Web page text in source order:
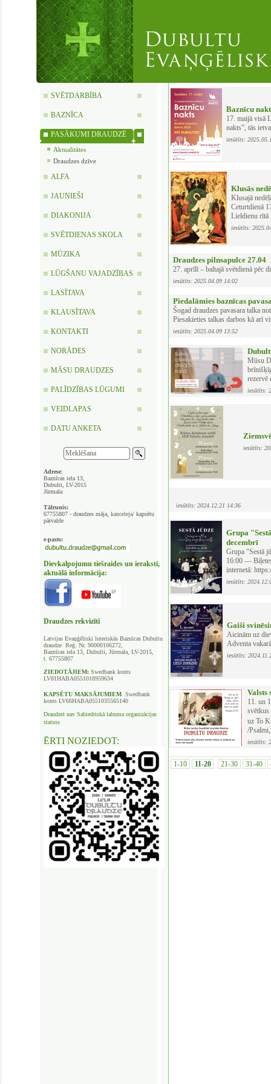
SVĒTDARBĪBA
BAZNĪCA
PASĀKUMI DRAUDZĒ
Aktualitātes
Draudzes dzīve
ALFA
JAUNIEŠI
DIAKONIJA
SVĒTDIENAS SKOLA
MŪZIKA
LŪGŠANU VAJADZĪBAS
LASĪTAVA
KLAUSĪTAVA
KONTAKTI
NORĀDES
MĀSU DRAUDZES
PALĪDZĪBAS LŪGUMI
VEIDLAPAS
DATU ANKETA
Adrese:
Baznīcas iela 13,
Dubulti, LV-2015
Jūrmala
Tālrunis:
67755807 - draudzes māja, kanceleja/ kapsētu
pārvalde
e-pasts:
Dievkalpojumu tiešraides un ieraksti,
aktuālā informācija:
Draudzes rekvizīti
Latvijas Evaņģēliski luteriskās Baznīcas Dubultu
draudze Reģ. Nr. 90000106272,
Baznīcas iela 13, Dubulti, Jūrmala, LV-2015,
t. 67755807
ZIEDOTĀJIEM: Swedbank konts
LV81HABA0551018959634
KAPSĒTU MAKSĀJUMIEM Swedbank
konts LV66HABA0551035565140
Draudzei nav Sabiedriskā labuma organizācijas
statuss
ĒRTI NOZIEDOT:
Baznīcu
17. maijā visā
nakts”, tās
iesūtīts:
Klusās
Klusajā
Ceturtdienā
Lieldienu rītā
iesūtīts:
Draudzes pilnsapulce 27.04
27. aprīlī – baltajā svētdienā pēc
iesūtīts: 2025.04.09 14:02
Piedalāmies baznīcas
Šogad draudzes pavasara talka
Piesakieties talkas darbos kā arī
iesūtīts: 2025.04.09 13:52
Mūsu
rezervē
iesūtīts:
iesūtīts:
iesūtīts: 2024.12.21 14:36
Grupa
decembrī
Grupa "Sestā
16:00 ––
internetā:
iesūtīts:
Gaiši
Aicinām uz
Adventa vakarā
iesūtīts:
Valsts
11. un
uz To
/
iesūtīts:
1-10 11-20 21-30 31-40